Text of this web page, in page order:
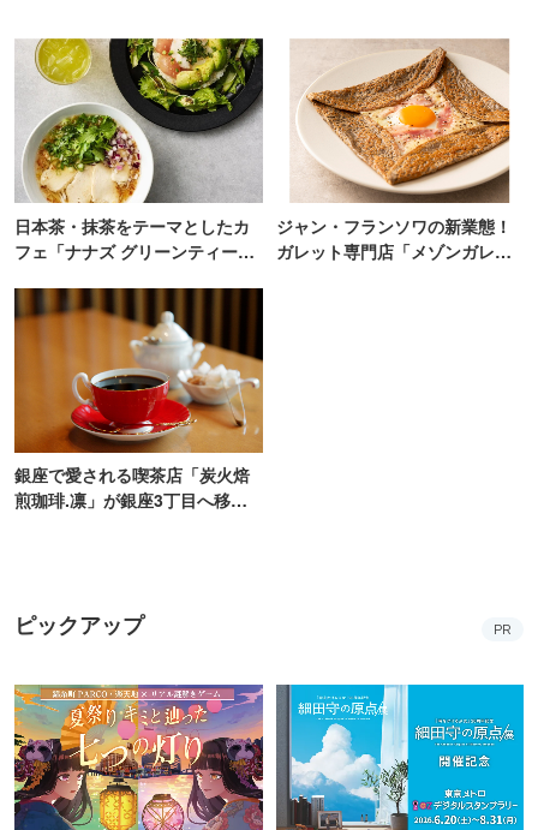
日本茶・抹茶をテーマとしたカ
フェ「ナナズ グリーンティー」
ジャン・フランソワの新業態！
ガレット専門店「メゾンガレッ
銀座で愛される喫茶店「炭火焙
煎珈琲.凛」が銀座3丁目へ移転
ピックアップ PR